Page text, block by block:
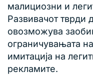
малициозни и
Развивачот тврди
овозможува
ограничувањата
имитација на
рекламите.